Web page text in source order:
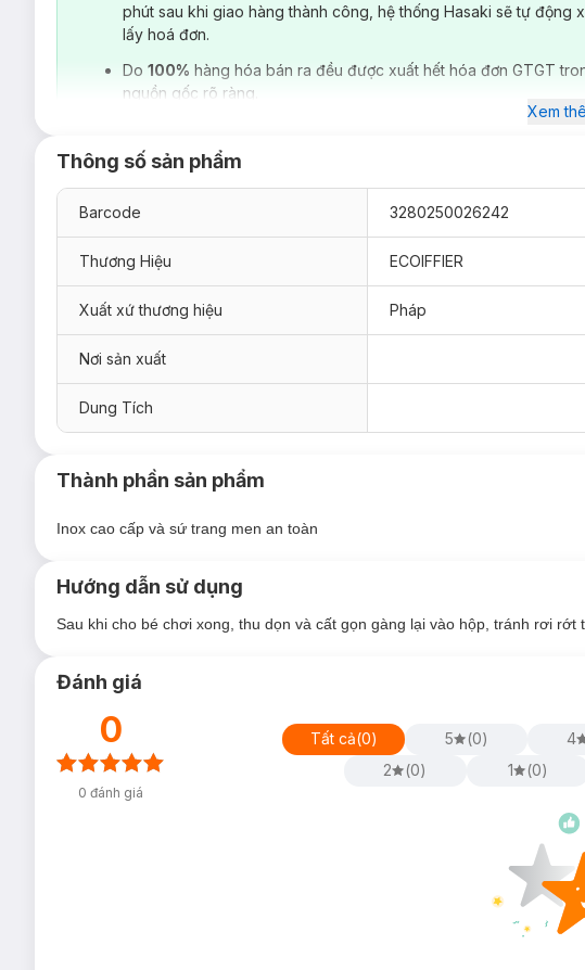
Là sản phẩm đến từEcoiffier, Pháp - thương hiệu quá đỗi quen thuộc
thành phố, hãng luôn mang lại những điều mới lạ và thu hút các bé. Với bộ
sẽ học cách làm quen và sử dụng với những món đồ tí hon được thiết kế
thật nhiều món ăn cũng như nước sinh tố thật hấp dẫn cho mọi người.
gồm 28 chi tiết mô
khuôn nướng bánh, thìa, dĩa, dao, cốc, khuôn thạch, chén...) và các loại
các chi tiết và màu sắc sặc sỡ, đẹp mắt và sinh động, tạo sự thích thú cho
phút sau khi giao hàng thành công, hệ thống Hasaki sẽ tự
lấy hoá đơn.
Do 100% hàng hóa bán ra đều được xuất hết hóa đơn GTGT
nguồn gốc rõ ràng.
Xem
Thông số sản phẩm
Barcode 3280250026242
Thương Hiệu ECOIFFIER
Xuất xứ thương hiệu Pháp
Nơi sản xuất
Dung Tích
Thành phần sản phẩm
Inox cao cấp và sứ trang men an toàn
Hướng dẫn sử dụng
Sau khi cho bé chơi xong, thu dọn và cất gọn gàng lại vào hộp, tránh rơi rớt
Đánh giá
0
0 đánh giá
Tất cả(0) 5 (0) 4
2
(0) 1 (0)